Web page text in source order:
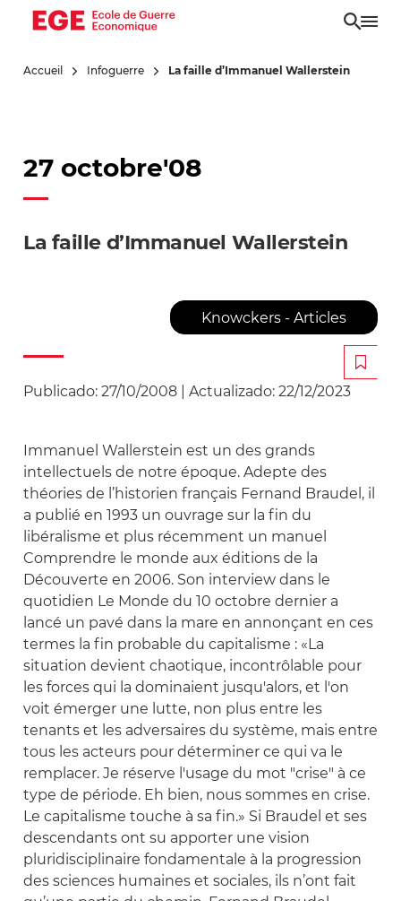
Aller
principal
Accueil Infoguerre La faille d’Immanuel Wallerstein
27 octobre'08
La faille d’Immanuel Wallerstein
Knowckers - Articles
Publicado: 27/10/2008 Actualizado: 22/12/2023
Immanuel Wallerstein est un des grands
intellectuels de notre époque. Adepte des
théories de l’historien français Fernand Braudel, il
a publié en 1993 un ouvrage sur la fin du
libéralisme et plus récemment un manuel
Comprendre le monde aux éditions de la
Découverte en 2006. Son interview dans le
quotidien Le Monde du 10 octobre dernier a
lancé un pavé dans la mare en annonçant en ces
termes la fin probable du capitalisme : «La
situation devient chaotique, incontrôlable pour
les forces qui la dominaient jusqu'alors, et l'on
voit émerger une lutte, non plus entre les
tenants et les adversaires du système, mais entre
tous les acteurs pour déterminer ce qui va le
remplacer. Je réserve l'usage du mot "crise" à ce
type de période. Eh bien, nous sommes en crise.
Le capitalisme touche à sa fin.» Si Braudel et ses
descendants ont su apporter une vision
pluridisciplinaire fondamentale à la progression
des sciences humaines et sociales, ils n’ont fait